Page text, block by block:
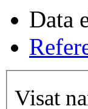
Data
Visat